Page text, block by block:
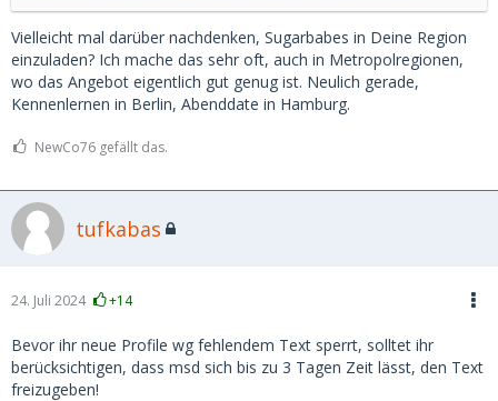
Vielleicht mal darüber nachdenken, Sugarbabes in Deine Region
einzuladen? Ich mache das sehr oft, auch in Metropolregionen,
wo das Angebot eigentlich gut genug ist. Neulich gerade,
Kennenlernen in Berlin, Abenddate in Hamburg.
NewCo76 gefällt das.
tufkabas
24. Juli 2024 +14
Bevor ihr neue Profile wg fehlendem Text sperrt, solltet ihr
berücksichtigen, dass msd sich bis zu 3 Tagen Zeit lässt, den Text
freizugeben!